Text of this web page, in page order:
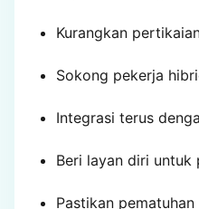
Kurangkan
Sokong pekerja
Integrasi terus
Beri layan diri untuk
Pastikan